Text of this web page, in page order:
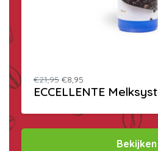
€21,95 €8,95
ECCELLENTE
Bekijken